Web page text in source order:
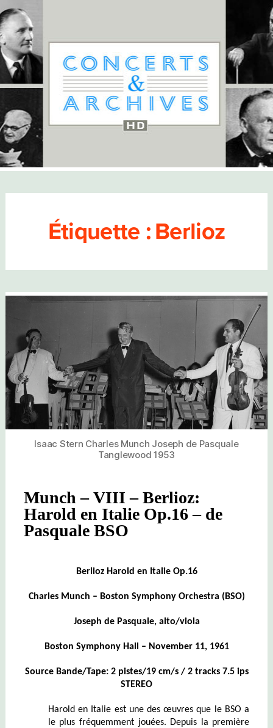
Étiquette :Berlioz
Isaac Stern Charles Munch Joseph de Pasquale
Tanglewood 1953
Munch – VIII – Berlioz:
Harold en Italie Op.16 – de
Pasquale BSO
Berlioz Harold en Italie Op.16
Charles Munch – Boston Symphony Orchestra (BSO)
Joseph de Pasquale, alto/viola
Boston Symphony Hall – November 11, 1961
Source Bande/Tape: 2 pistes/19 cm/s / 2 tracks 7.5 ips
STEREO
Harold en Italie est une des œuvres que le BSO a
le plus fréquemment jouées. Depuis la première